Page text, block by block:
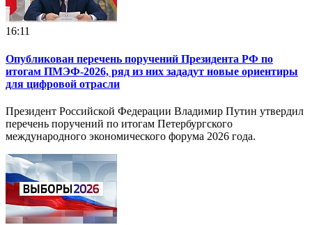
16:11
Опубликован перечень поручений Президента РФ по
итогам ПМЭФ-2026, ряд из них зададут новые ориентиры
для цифровой отрасли
Президент Российской Федерации Владимир Путин утвердил
перечень поручений по итогам Петербургского
международного экономического форума 2026 года.